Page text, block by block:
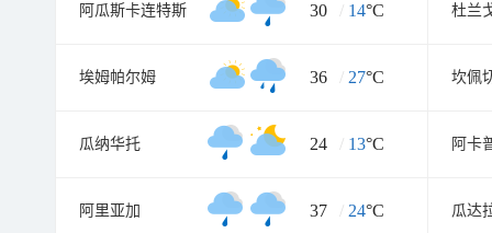
阿瓜斯卡连特斯 30 / 14°C 杜兰
埃姆帕尔姆 36 / 27°C 坎佩
瓜纳华托 24 / 13°C 阿卡
阿里亚加 37 / 24°C 瓜达